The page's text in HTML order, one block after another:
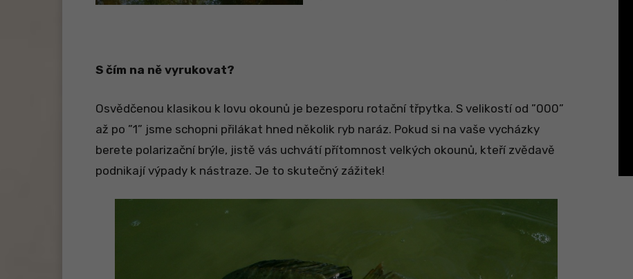
S čím na ně vyrukovat?
Osvědčenou klasikou k lovu okounů je bezesporu rotační třpytka. S velikostí od ”000”
až po ”1” jsme schopni přilákat hned několik ryb naráz. Pokud si na vaše vycházky
berete polarizační brýle, jistě vás uchvátí přítomnost velkých okounů, kteří zvědavě
podnikají výpady k nástraze. Je to skutečný zážitek!